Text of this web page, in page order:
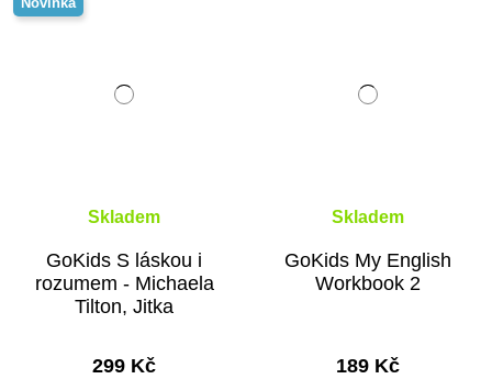
Skladem
GoKids S láskou i
rozumem - Michaela
Tilton, Jitka
Procházková
299 Kč
Skladem
GoKids My English
Workbook 2
189 Kč